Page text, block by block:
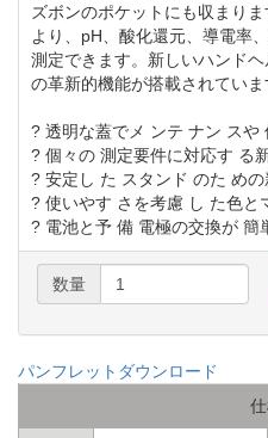
ズボンのポケットにも収まり
より、pH、酸化還元、導電率
測定できます。新しいハンド
の革新的機能が搭載されていま
? 透明な蓋でメ ンテ ナン スや
? 個々の 測定要件に対応す る
? 安定し た スタンド のた め
? 使いやす さを考慮 し た色と
? 電池と予 備 電極の交換が 簡
数量
パンフレットダウンロード